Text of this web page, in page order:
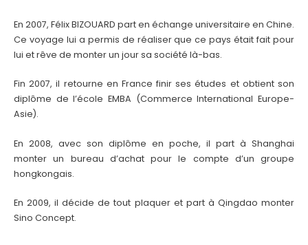
En 2007, Félix BIZOUARD part en échange universitaire en Chine.
Ce voyage lui a permis de réaliser que ce pays était fait pour
lui et rêve de monter un jour sa société là-bas.
Fin 2007, il retourne en France finir ses études et obtient son
diplôme de l’école EMBA (Commerce International Europe-
Asie).
En 2008, avec son diplôme en poche, il part à Shanghai
monter un bureau d’achat pour le compte d’un groupe
hongkongais.
En 2009, il décide de tout plaquer et part à Qingdao monter
Sino Concept.